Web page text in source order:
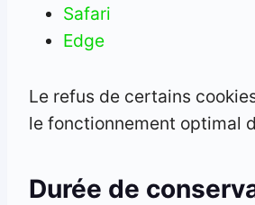
Safari
Edge
Le refus de certains
le fonctionnement optimal
Durée de